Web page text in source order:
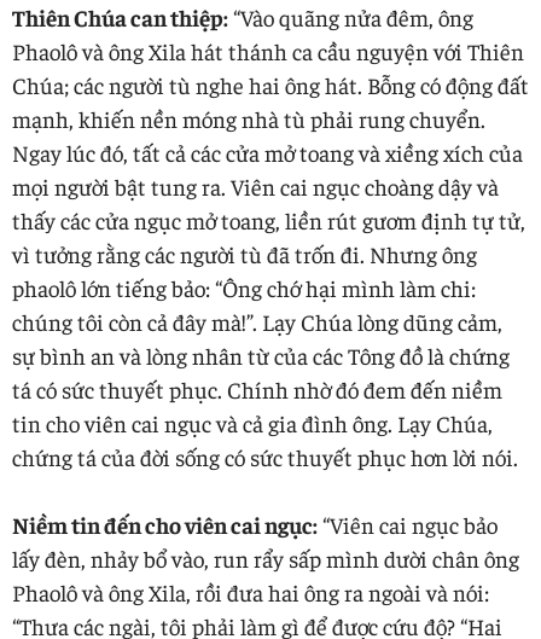
Thiên Chúa can thiệp:“Vào quãng nửa đêm, ông
Phaolô và ông Xila hát thánh ca cầu nguyện với Thiên
Chúa; các người tù nghe hai ông hát. Bỗng có động đất
mạnh, khiến nền móng nhà tù phải rung chuyển.
Ngay lúc đó, tất cả các cửa mở toang và xiềng xích của
mọi người bật tung ra. Viên cai ngục choàng dậy và
thấy các cửa ngục mở toang, liền rút gươm định tự tử,
vì tưởng rằng các người tù đã trốn đi. Nhưng ông
phaolô lớn tiếng bảo: “Ông chớ hại mình làm chi:
chúng tôi còn cả đây mà!”. Lạy Chúa lòng dũng cảm,
sự bình an và lòng nhân từ của các Tông đồ là chứng
tá có sức thuyết phục. Chính nhờ đó đem đến niềm
tin cho viên cai ngục và cả gia đình ông. Lạy Chúa,
chứng tá của đời sống có sức thuyết phục hơn lời nói.
Niềm tin đến cho viên cai ngục:“Viên cai ngục bảo
lấy đèn, nhảy bổ vào, run rẩy sấp mình dười chân ông
Phaolô và ông Xila, rồi đưa hai ông ra ngoài và nói:
“Thưa các ngài, tôi phải làm gì để được cứu độ? “Hai